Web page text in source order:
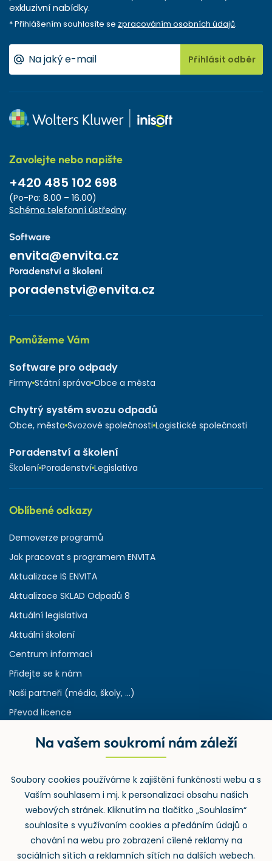
exkluzivní nabídky.
* Přihlášením souhlasíte se zpracováním osobních údajů.
Přihlásit odběr
Zavolejte nebo napište
+420 485 102 698
(Po-Pa: 8.00 – 16.00)
Schéma telefonní ústředny
Software
envita@envita.cz
Poradenství a školení
poradenstvi@envita.cz
Pomůžeme Vám
Software pro odpady
Firmy Státní správa Obce a města
Chytrý systém svozu odpadů
Obce, města Svozové společnosti Logistické společnosti
Poradenství a školení
Školení Poradenství Legislativa
Oblíbené odkazy
Demoverze programů
Jak pracovat s programem ENVITA
Aktualizace IS ENVITA
Aktualizace SKLAD Odpadů 8
Aktuální legislativa
Aktuální školení
Centrum informací
Přidejte se k nám
Naši partneři (média, školy, ...)
Převod licence
Rejstřík používaných zkratek v odpadech
Zpětný odběr
Na vašem soukromí nám záleží
Soubory cookies používáme k zajištění funkčnosti webu a s
Vaším souhlasem i mj. k personalizaci obsahu našich
webových stránek. Kliknutím na tlačítko „Souhlasím“
souhlasíte s využívaním cookies a předáním údajů o
chování na webu pro zobrazení cílené reklamy na
sociálních sítích a reklamních sítích na dalších webech.